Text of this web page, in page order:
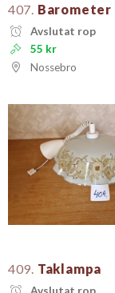
407. Barometer
Avslutat rop
55 kr
Nossebro
409. Taklampa
Avslutat rop